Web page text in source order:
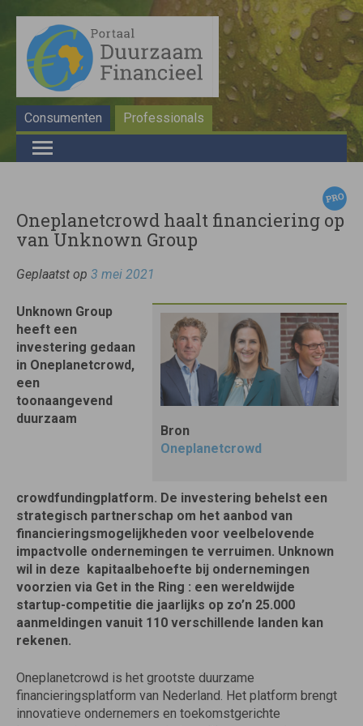
Consumenten Professionals
Oneplanetcrowd haalt financiering op
van Unknown Group
Geplaatst op 3 mei 2021
Bron
Oneplanetcrowd
Unknown Group
heeft een
investering gedaan
in Oneplanetcrowd,
een
toonaangevend
duurzaam
crowdfundingplatform. De investering behelst een
strategisch partnerschap om het aanbod van
financieringsmogelijkheden voor veelbelovende
impactvolle ondernemingen te verruimen. Unknown
wil in deze kapitaalbehoefte bij ondernemingen
voorzien via Get in the Ring : een wereldwijde
startup-competitie die jaarlijks op zo’n 25.000
aanmeldingen vanuit 110 verschillende landen kan
rekenen.
Oneplanetcrowd is het grootste duurzame
financieringsplatform van Nederland. Het platform brengt
innovatieve ondernemers en toekomstgerichte